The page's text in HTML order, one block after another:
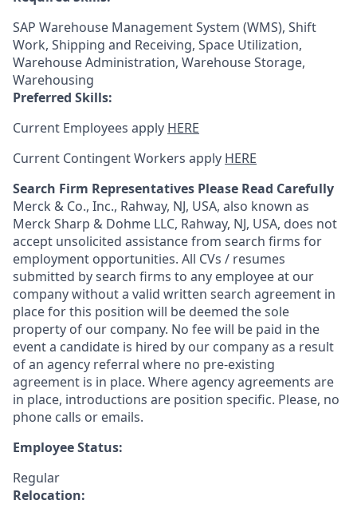
SAP Warehouse Management System (WMS), Shift
Work, Shipping and Receiving, Space Utilization,
Warehouse Administration, Warehouse Storage,
Warehousing
Preferred Skills:
Current Employees apply HERE
Current Contingent Workers apply HERE
Search Firm Representatives Please Read Carefully
Merck & Co., Inc., Rahway, NJ, USA, also known as
Merck Sharp & Dohme LLC, Rahway, NJ, USA, does not
accept unsolicited assistance from search firms for
employment opportunities. All CVs / resumes
submitted by search firms to any employee at our
company without a valid written search agreement in
place for this position will be deemed the sole
property of our company. No fee will be paid in the
event a candidate is hired by our company as a result
of an agency referral where no pre-existing
agreement is in place. Where agency agreements are
in place, introductions are position specific. Please, no
phone calls or emails.
Employee Status:
Regular
Relocation: